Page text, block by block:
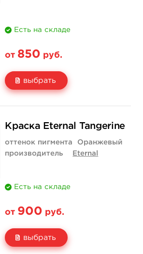
Есть на складе
от 850 руб.
выбрать
850 руб.
купить
1 400 руб.
купить
Краска Eternal Tangerine
оттенок пигмента
Оранжевый
производитель
Eternal
Есть на складе
от 900 руб.
выбрать